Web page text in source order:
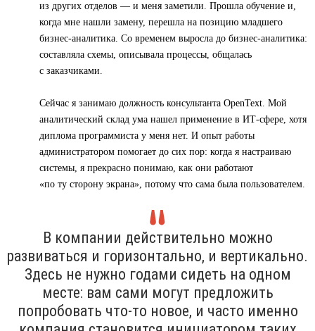
из других отделов — и меня заметили. Прошла обучение и,
когда мне нашли замену, перешла на позицию младшего
бизнес-аналитика. Со временем выросла до бизнес-аналитика:
составляла схемы, описывала процессы, общалась
с заказчиками.
Сейчас я занимаю должность консультанта OpenText. Мой
аналитический склад ума нашел применение в ИТ-сфере, хотя
диплома программиста у меня нет. И опыт работы
администратором помогает до сих пор: когда я настраиваю
системы, я прекрасно понимаю, как они работают
«по ту сторону экрана», потому что сама была пользователем.
В компании действительно можно
развиваться и горизонтально, и вертикально.
Здесь не нужно годами сидеть на одном
месте: вам сами могут предложить
попробовать что-то новое, и часто именно